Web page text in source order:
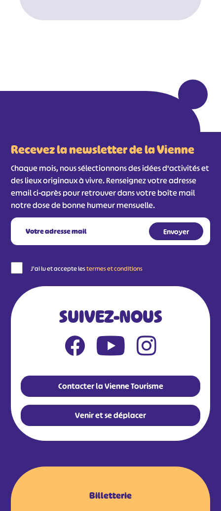
Recevez la newsletter de la Vienne
Chaque mois, nous sélectionnons des idées d'activités et
des lieux originaux à vivre. Renseignez votre adresse
email ci-après pour retrouver dans votre boîte mail
notre dose de bonne humeur mensuelle.
J'ai lu et accepte lestermes et conditions
SUIVEZ-NOUS
Contacter la Vienne Tourisme
Venir et se déplacer
Billetterie
#
#